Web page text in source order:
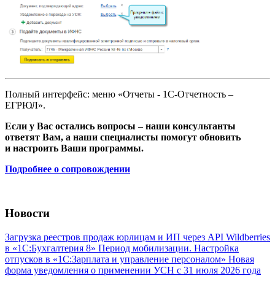
Полный интерфейс: меню «Отчеты - 1С-Отчетность –
ЕГРЮЛ».
Если у Вас остались вопросы – наши консультанты
ответят Вам, а наши специалисты помогут обновить
и настроить Ваши программы.
Подробнее о сопровождении
Новости
Загрузка реестров продаж юрлицам и ИП через API Wildberries
в «1С:Бухгалтерия 8» Период мобилизации. Настройка
отпусков в «1С:Зарплата и управление персоналом» Новая
форма уведомления о применении УСН с 31 июля 2026 года